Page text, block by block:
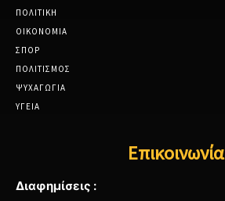
ΠΟΛΙΤΙΚΗ
ΟΙΚΟΝΟΜΙΑ
ΣΠΟΡ
ΠΟΛΙΤΙΣΜΟΣ
ΨΥΧΑΓΩΓΙΑ
ΥΓΕΙΑ
Επικοινωνία
Διαφημίσεις :